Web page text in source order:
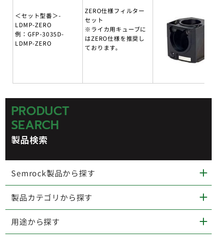
＜セット型番＞-
LDMP-ZERO
例：GFP-3035D-
LDMP-ZERO
ZERO仕様フィルター
セット
※ライカ用キューブに
はZERO仕様を推奨し
ております。
PRODUCT
SEARCH
製品検索
Semrock製品から探す
製品カテゴリから探す
用途から探す